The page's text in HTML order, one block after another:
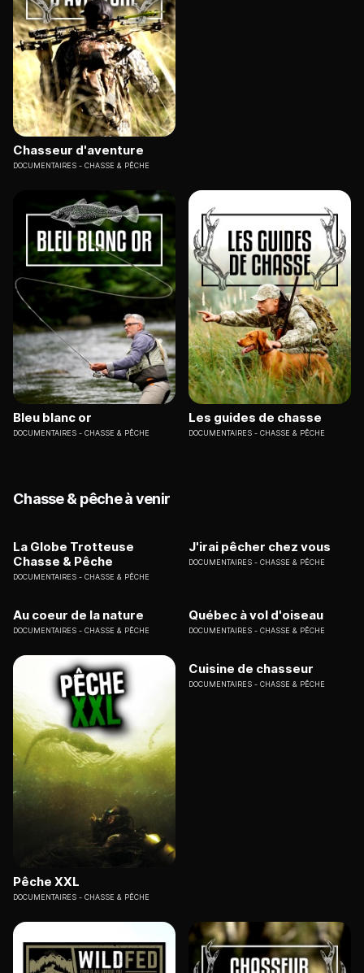
Chasseur d'aventure
DOCUMENTAIRES CHASSE & PÊCHE
Bleu blanc or
DOCUMENTAIRES CHASSE & PÊCHE
Les guides de chasse
DOCUMENTAIRES CHASSE & PÊCHE
Chasse & pêche à venir
La Globe Trotteuse
Chasse & Pêche
DOCUMENTAIRES CHASSE & PÊCHE
J'irai pêcher chez vous
DOCUMENTAIRES CHASSE & PÊCHE
Au coeur de la nature
DOCUMENTAIRES CHASSE & PÊCHE
Québec à vol d'oiseau
DOCUMENTAIRES CHASSE & PÊCHE
Pêche XXL
DOCUMENTAIRES CHASSE & PÊCHE
Cuisine de chasseur
DOCUMENTAIRES CHASSE & PÊCHE